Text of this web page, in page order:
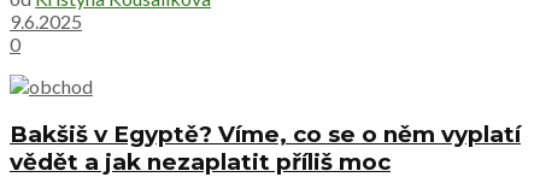
9.6.2025
0
Bakšiš v Egyptě? Víme, co se o něm vyplatí
vědět a jak nezaplatit příliš moc